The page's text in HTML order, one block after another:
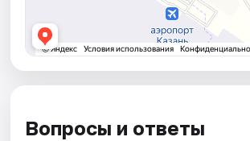
Вопросы и ответы